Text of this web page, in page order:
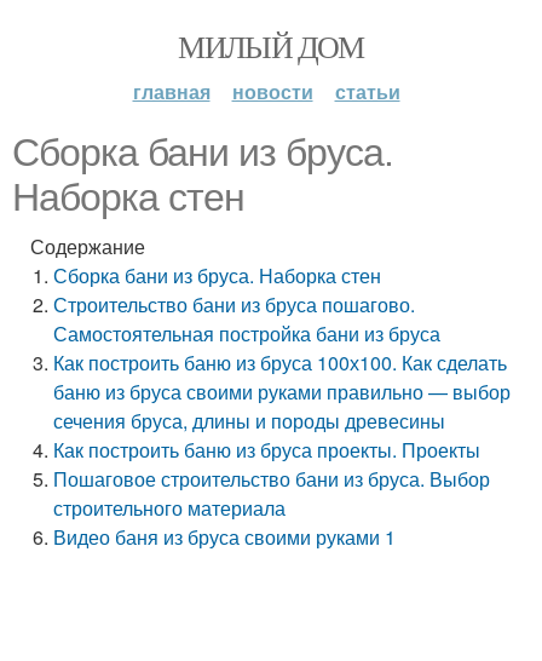
МИЛЫЙ ДОМ
главная новости статьи
Сборка бани из бруса.
Наборка стен
Содержание
Сборка бани из бруса. Наборка стен
Строительство бани из бруса пошагово.
Самостоятельная постройка бани из бруса
Как построить баню из бруса 100х100. Как сделать
баню из бруса своими руками правильно — выбор
сечения бруса, длины и породы древесины
Как построить баню из бруса проекты. Проекты
Пошаговое строительство бани из бруса. Выбор
строительного материала
Видео баня из бруса своими руками 1